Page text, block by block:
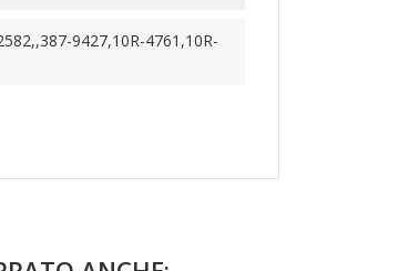
9427,10R-4761,10R-